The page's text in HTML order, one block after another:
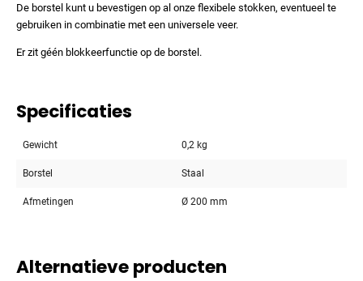
De borstel kunt u bevestigen op al onze flexibele stokken, eventueel te
gebruiken in combinatie met een universele veer.
Er zit géén blokkeerfunctie op de borstel.
Specificaties
Gewicht 0,2 kg
Borstel Staal
Afmetingen Ø 200 mm
Alternatieve producten